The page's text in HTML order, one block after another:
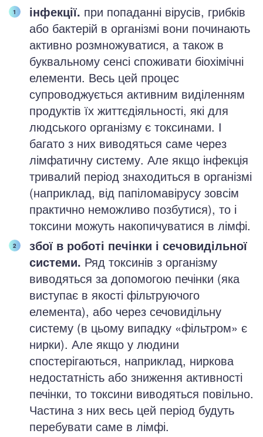
інфекції. при попаданні вірусів, грибків
або бактерій в організмі вони починають
активно розмножуватися, а також в
буквальному сенсі споживати біохімічні
елементи. Весь цей процес
супроводжується активним виділенням
продуктів їх життєдіяльності, які для
людського організму є токсинами. І
багато з них виводяться саме через
лімфатичну систему. Але якщо інфекція
тривалий період знаходиться в організмі
(наприклад, від папіломавірусу зовсім
практично неможливо позбутися), то і
токсини можуть накопичуватися в лімфі.
збої в роботі печінки і сечовидільної
системи. Ряд токсинів з організму
виводяться за допомогою печінки (яка
виступає в якості фільтруючого
елемента), або через сечовидільну
систему (в цьому випадку «фільтром» є
нирки). Але якщо у людини
спостерігаються, наприклад, ниркова
недостатність або зниження активності
печінки, то токсини виводяться повільно.
Частина з них весь цей період будуть
перебувати саме в лімфі.